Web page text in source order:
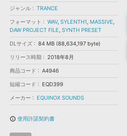
DAW »
効果音 »
BGM »
SONICWIREブログ »
FAQ »
お問い合わせ »
APS
ランキング
ジャンル
TRANCE
フォーマット
WAV, SYLENTH1, MASSIVE,
DAW PROJECT FILE, SYNTH PRESET
DLサイズ
84 MB (88,634,197 byte)
リリース時期
2018年8月
商品コード
A4946
短縮コード
EQD399
メーカー
EQUINOX SOUNDS
info_outline 使用許諾契約書